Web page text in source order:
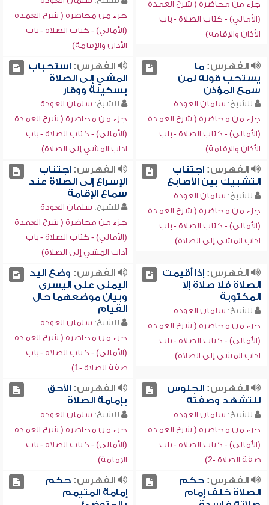
جزء من محاضرة ( شرح العمدة
(الأمالي) - كتاب الصلاة - باب
الأذان والإقامة)
جزء من محاضرة ( شرح العمدة
(الأمالي) - كتاب الصلاة - باب
الأذان والإقامة)
الفهرس:ما
يستحب قوله لمن
سمع المؤذن
للشيخ: سلمان العودة
جزء من محاضرة ( شرح العمدة
(الأمالي) - كتاب الصلاة - باب
الأذان والإقامة)
الفهرس:استحباب
المشي إلى الصلاة
بسكينة ووقار
للشيخ: سلمان العودة
جزء من محاضرة ( شرح العمدة
(الأمالي) - كتاب الصلاة - باب
آداب المشي إلى الصلاة)
الفهرس:اجتناب
التشبيك بين الأصابع
للشيخ: سلمان العودة
جزء من محاضرة ( شرح العمدة
(الأمالي) - كتاب الصلاة - باب
آداب المشي إلى الصلاة)
الفهرس:اجتناب
الإسراع إلى الصلاة عند
سماع الإقامة
للشيخ: سلمان العودة
جزء من محاضرة ( شرح العمدة
(الأمالي) - كتاب الصلاة - باب
آداب المشي إلى الصلاة)
الفهرس:إذا أقيمت
الصلاة فلا صلاة إلا
المكتوبة
للشيخ: سلمان العودة
جزء من محاضرة ( شرح العمدة
(الأمالي) - كتاب الصلاة - باب
آداب المشي إلى الصلاة)
الفهرس: وضع اليد
اليمنى على اليسرى
وبيان موضعهما حال
القيام
للشيخ: سلمان العودة
جزء من محاضرة ( شرح العمدة
(الأمالي) - كتاب الصلاة - باب
صفة الصلاة -1)
الفهرس:الجلوس
للتشهد وصفته
للشيخ: سلمان العودة
جزء من محاضرة ( شرح العمدة
(الأمالي) - كتاب الصلاة - باب
صفة الصلاة -2)
الفهرس:الأحق
بإمامة الصلاة
للشيخ: سلمان العودة
جزء من محاضرة ( شرح العمدة
(الأمالي) - كتاب الصلاة - باب
الإمامة)
الفهرس:حكم
الصلاة خلف إمام
الفهرس:حكم
إمامة المتيمم